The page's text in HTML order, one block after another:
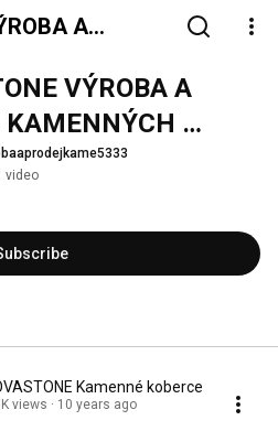
A
VÝROBA A
KAMENNÝCH
video
Kamenné koberce
views 10 years ago